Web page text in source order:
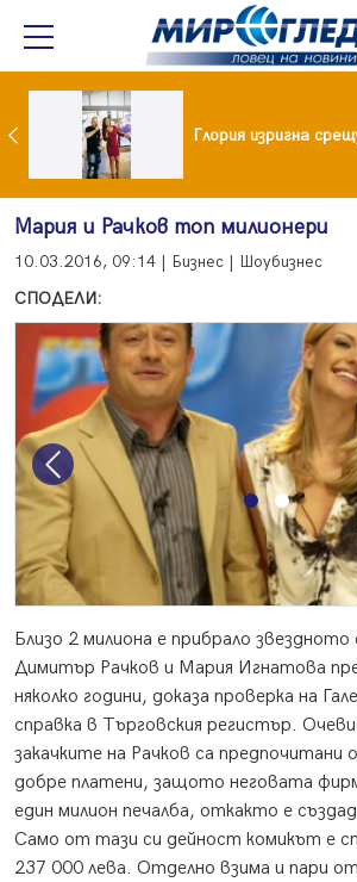
Мария и майка си построиха къща от 8000 стъклени бутилки
Мария и Рачков топ милионери
10.03.2016, 09:14 | Бизнес | Шоубизнес
СПОДЕЛИ:
Previous
Близо 2 милиона е прибрало
Димитър Рачков и Мария Игнатова
няколко години, доказа проверка на
справка в Търговския регистър.
закачките на Рачков са предпочитани
добре платени, защото неговата
един милион печалба, откакто е
Само от тази си дейност комикът е
237 000 лева. Отделно взима и пари